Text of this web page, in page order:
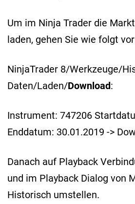
Um im Ninja Trader die
laden, gehen Sie wie folgt
NinjaTrader 8/Werkzeuge/
Daten/Laden/Download:
Instrument: 747206
Enddatum: 30.01.2019 ->
Danach auf Playback
und im Playback Dialog von
Historisch umstellen.